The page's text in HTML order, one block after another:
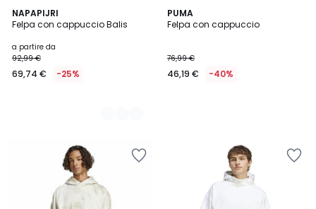
NAPAPIJRI
Felpa con cappuccio Balis
a partire da
92,99 €
69,74 € -25%
2
Colori
PUMA
Felpa con cappuccio
76,99 €
46,19 € -40%